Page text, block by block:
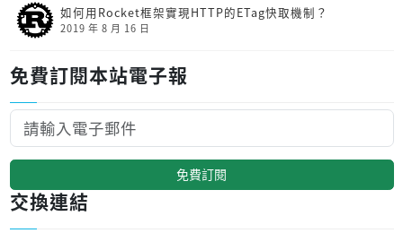
如何用Rocket框架實現HTTP的ETag快取機制？
2019 年 8 月 16 日
免費訂閱本站電子報
免費訂閱
交換連結